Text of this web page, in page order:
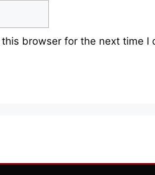
browser for the next time I